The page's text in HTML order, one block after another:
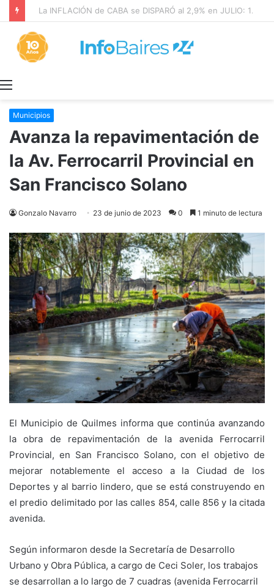
La INFLACIÓN de CABA se DISPARÓ al 2,9% en JULIO: 19,4% en 2026
Municipios
Avanza la repavimentación de
la Av. Ferrocarril Provincial en
San Francisco Solano
Gonzalo Navarro 23 de junio de 2023 0 1 minuto de lectura
El Municipio de Quilmes informa que continúa avanzando
la obra de repavimentación de la avenida Ferrocarril
Provincial, en San Francisco Solano, con el objetivo de
mejorar notablemente el acceso a la Ciudad de los
Deportes y al barrio lindero, que se está construyendo en
el predio delimitado por las calles 854, calle 856 y la citada
avenida.
Según informaron desde la Secretaría de Desarrollo
Urbano y Obra Pública, a cargo de Ceci Soler, los trabajos
se desarrollan a lo largo de 7 cuadras (avenida Ferrocarril